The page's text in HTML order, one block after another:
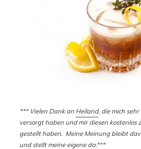
*** Vielen Dank an Heiland, die mich
versorgt haben und mir diesen kostenlos
gestellt haben. Meine Meinung bleibt
und stellt meine eigene da.***